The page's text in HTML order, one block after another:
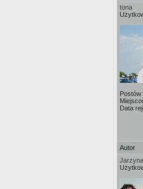
tona
Postów:
Data
Autor
Jarzyna